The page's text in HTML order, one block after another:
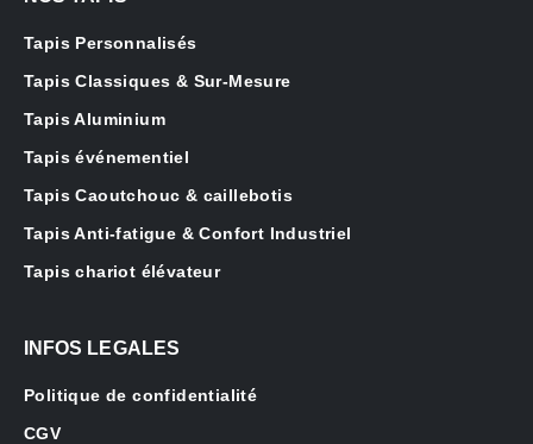
Tapis Personnalisés
Tapis Classiques & Sur-Mesure
Tapis Aluminium
Tapis événementiel
Tapis Caoutchouc & caillebotis
Tapis Anti-fatigue & Confort Industriel
Tapis chariot élévateur
INFOS LEGALES
Politique de confidentialité
CGV